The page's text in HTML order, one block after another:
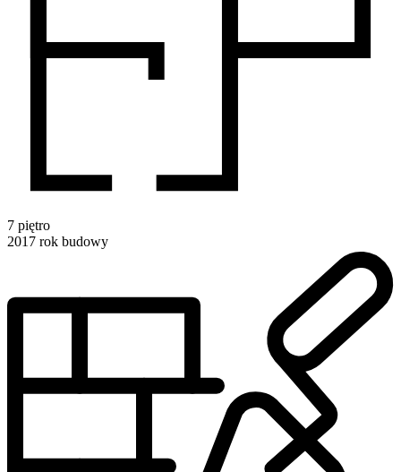
7 piętro
2017 rok budowy